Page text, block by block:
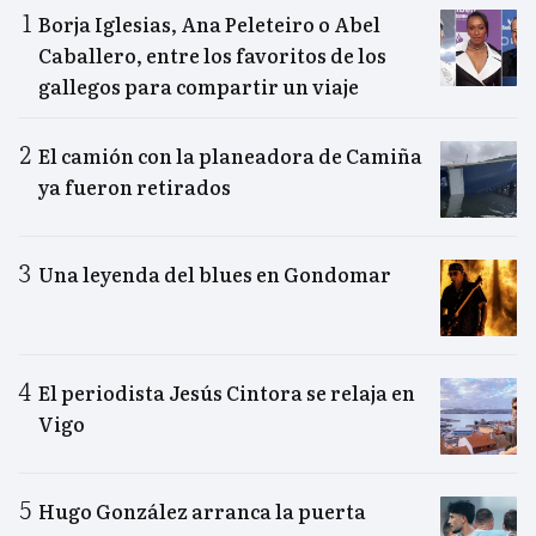
Borja Iglesias, Ana Peleteiro o Abel
Caballero, entre los favoritos de los
gallegos para compartir un viaje
El camión con la planeadora de Camiña
ya fueron retirados
Una leyenda del blues en Gondomar
El periodista Jesús Cintora se relaja en
Vigo
Hugo González arranca la puerta